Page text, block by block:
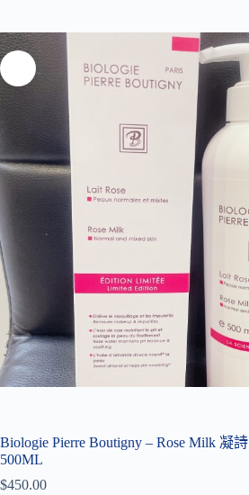
Biologie Pierre Boutigny – Rose Milk 凝
500ML
$450.00